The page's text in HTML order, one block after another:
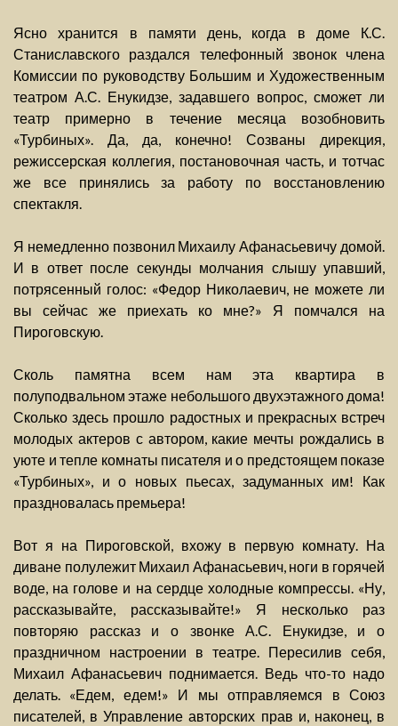
Ясно хранится в памяти день, когда в доме К.С.
Станиславского раздался телефонный звонок члена
Комиссии по руководству Большим и Художественным
театром А.С. Енукидзе, задавшего вопрос, сможет ли
театр примерно в течение месяца возобновить
«Турбиных». Да, да, конечно! Созваны дирекция,
режиссерская коллегия, постановочная часть, и тотчас
же все принялись за работу по восстановлению
спектакля.
Я немедленно позвонил Михаилу Афанасьевичу домой.
И в ответ после секунды молчания слышу упавший,
потрясенный голос: «Федор Николаевич, не можете ли
вы сейчас же приехать ко мне?» Я помчался на
Пироговскую.
Сколь памятна всем нам эта квартира в
полуподвальном этаже небольшого двухэтажного дома!
Сколько здесь прошло радостных и прекрасных встреч
молодых актеров с автором, какие мечты рождались в
уюте и тепле комнаты писателя и о предстоящем показе
«Турбиных», и о новых пьесах, задуманных им! Как
праздновалась премьера!
Вот я на Пироговской, вхожу в первую комнату. На
диване полулежит Михаил Афанасьевич, ноги в горячей
воде, на голове и на сердце холодные компрессы. «Ну,
рассказывайте, рассказывайте!» Я несколько раз
повторяю рассказ и о звонке А.С. Енукидзе, и о
праздничном настроении в театре. Пересилив себя,
Михаил Афанасьевич поднимается. Ведь что-то надо
делать. «Едем, едем!» И мы отправляемся в Союз
писателей, в Управление авторских прав и, наконец, в